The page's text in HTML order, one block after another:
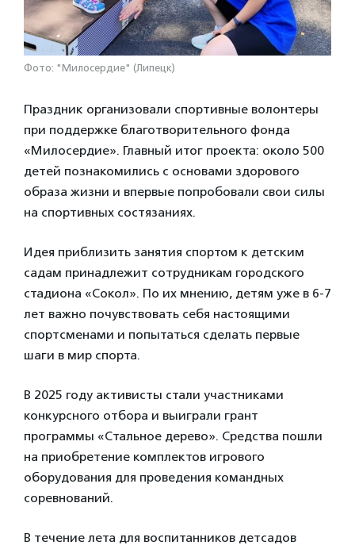
Фото: "Милосердие" (Липецк)
Праздник организовали спортивные волонтеры
при поддержке благотворительного фонда
«Милосердие». Главный итог проекта: около 500
детей познакомились с основами здорового
образа жизни и впервые попробовали свои силы
на спортивных состязаниях.
Идея приблизить занятия спортом к детским
садам принадлежит сотрудникам городского
стадиона «Сокол». По их мнению, детям уже в 6-7
лет важно почувствовать себя настоящими
спортсменами и попытаться сделать первые
шаги в мир спорта.
В 2025 году активисты стали участниками
конкурсного отбора и выиграли грант
программы «Стальное дерево». Средства пошли
на приобретение комплектов игрового
оборудования для проведения командных
соревнований.
В течение лета для воспитанников детсадов